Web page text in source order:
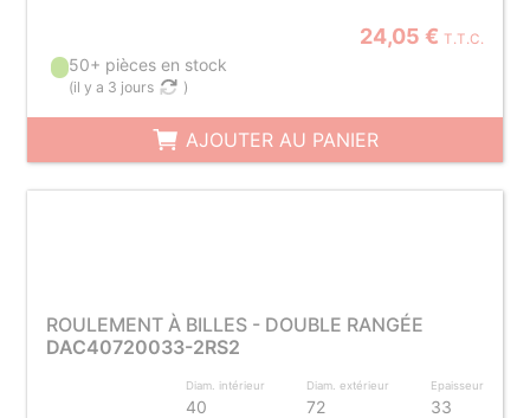
24,05 € T.T.C.
50+ pièces en stock
(il y a 3 jours )
AJOUTER AU PANIER
ROULEMENT À BILLES - DOUBLE RANGÉE
DAC40720033-2RS2
Diam. intérieur
40
Diam. extérieur
72
Epaisseur
33